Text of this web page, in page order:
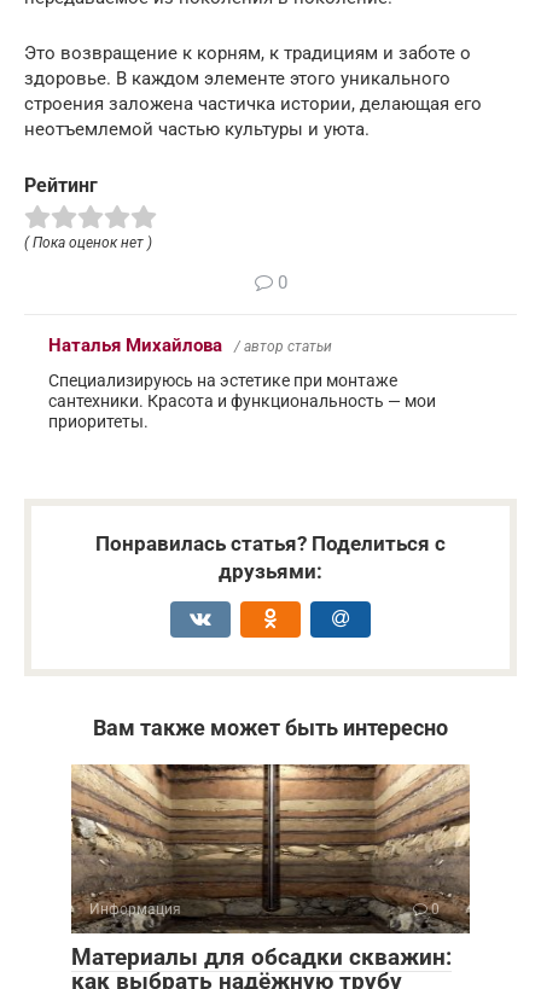
Это возвращение к корням, к традициям и заботе о
здоровье. В каждом элементе этого уникального
строения заложена частичка истории, делающая его
неотъемлемой частью культуры и уюта.
Рейтинг
( Пока оценок нет )
0
Наталья Михайлова / автор статьи
Специализируюсь на эстетике при монтаже
сантехники. Красота и функциональность — мои
приоритеты.
Понравилась статья? Поделиться с
друзьями:
Вам также может быть интересно
Информация 0
Материалы для обсадки скважин:
как выбрать надёжную трубу